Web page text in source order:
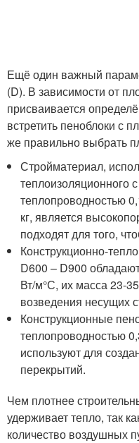
Ещё один важный
(D). В зависимости от
присваивается
встретить пеноблоки с
же правильно выбрать
Стройматериал,
теплоизоляционного
теплопроводностью
кг, является
подходят для того,
Конструкционно-
D600 – D900
Вт/м°С, их масса 23-
возведения несущих
Конструкционные
теплопроводностью
используют для
перекрытий.
Чем плотнее
удерживает тепло, так
количество воздушных